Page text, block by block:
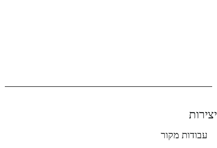
יצירות
עבודות מקור